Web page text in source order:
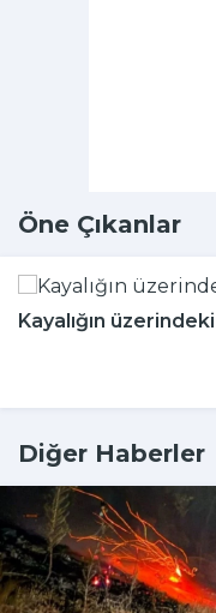
Öne Çıkanlar
Kayalığın
Diğer Haberler